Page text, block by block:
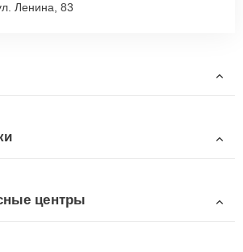
Ленина, 83
центры